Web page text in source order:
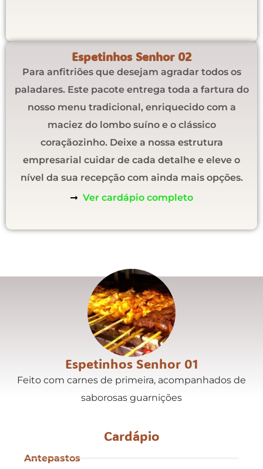
Espetinhos Senhor 02
Para anfitriões que desejam agradar todos os
paladares. Este pacote entrega toda a fartura do
nosso menu tradicional, enriquecido com a
maciez do lombo suíno e o clássico
coraçãozinho. Deixe a nossa estrutura
empresarial cuidar de cada detalhe e eleve o
nível da sua recepção com ainda mais opções.
Ver cardápio completo
Espetinhos Senhor 01
Feito com carnes de primeira, acompanhados de
saborosas guarnições
Cardápio
Antepastos